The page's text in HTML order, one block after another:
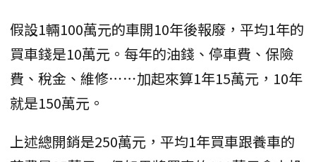
假設1輛100萬元的車開10年後報廢，平均1年的
買車錢是10萬元。每年的油錢、停車費、保險
費、稅金、維修⋯⋯加起來算1年15萬元，10年
就是150萬元。
上述總開銷是250萬元，平均1年買車跟養車的